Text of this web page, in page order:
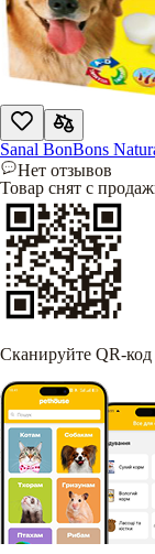
Sanal BonBons
Нет отзывов
Товар снят с
Сканируйте QR-